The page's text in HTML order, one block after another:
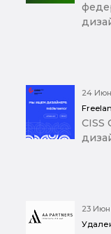
24 Июн
CISS
23 Июн